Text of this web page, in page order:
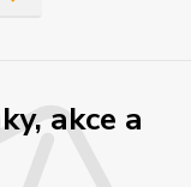
akce a